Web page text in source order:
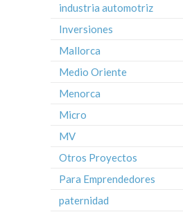
industria automotriz
Inversiones
Mallorca
Medio Oriente
Menorca
Micro
MV
Otros Proyectos
Para Emprendedores
paternidad